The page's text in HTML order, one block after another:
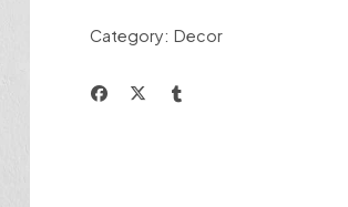
Category: Decor